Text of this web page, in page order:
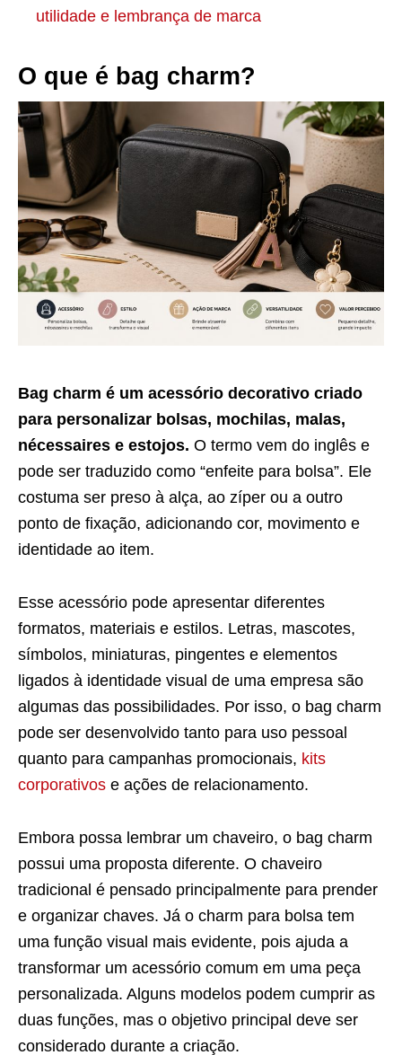
utilidade e lembrança de marca
O que é bag charm?
Bag charm é um acessório decorativo criado
para personalizar bolsas, mochilas, malas,
nécessaires e estojos. O termo vem do inglês e
pode ser traduzido como “enfeite para bolsa”. Ele
costuma ser preso à alça, ao zíper ou a outro
ponto de fixação, adicionando cor, movimento e
identidade ao item.
Esse acessório pode apresentar diferentes
formatos, materiais e estilos. Letras, mascotes,
símbolos, miniaturas, pingentes e elementos
ligados à identidade visual de uma empresa são
algumas das possibilidades. Por isso, o bag charm
pode ser desenvolvido tanto para uso pessoal
quanto para campanhas promocionais, kits
corporativos e ações de relacionamento.
Embora possa lembrar um chaveiro, o bag charm
possui uma proposta diferente. O chaveiro
tradicional é pensado principalmente para prender
e organizar chaves. Já o charm para bolsa tem
uma função visual mais evidente, pois ajuda a
transformar um acessório comum em uma peça
personalizada. Alguns modelos podem cumprir as
duas funções, mas o objetivo principal deve ser
considerado durante a criação.